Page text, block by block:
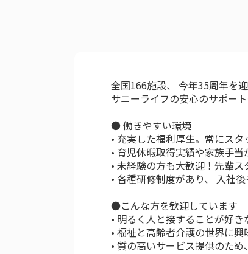
全国166施設、 今年35周年を
サニーライフの安心のサポー
● 働きやすい環境
• 充実した福利厚生。常にス
• 育児休暇取得実績や家族手当
• 未経験の方も大歓迎！先輩ス
• 各種研修制度があり、 入社
●こんな方を歓迎しています
• 明るく人と接することが好き
• 福祉と高齢者介護の世界に興
• 質の高いサービス提供のた